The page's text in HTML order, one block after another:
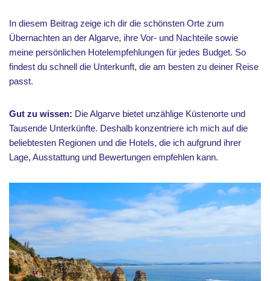
In diesem Beitrag zeige ich dir die schönsten Orte zum
Übernachten an der Algarve, ihre Vor- und Nachteile sowie
meine persönlichen Hotelempfehlungen für jedes Budget. So
findest du schnell die Unterkunft, die am besten zu deiner Reise
passt.
Gut zu wissen: Die Algarve bietet unzählige Küstenorte und
Tausende Unterkünfte. Deshalb konzentriere ich mich auf die
beliebtesten Regionen und die Hotels, die ich aufgrund ihrer
Lage, Ausstattung und Bewertungen empfehlen kann.